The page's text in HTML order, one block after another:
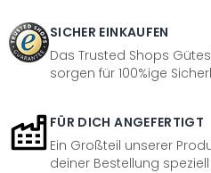
SICHER EINKAUFEN
Das Trusted Shops
sorgen für 100%ige
FÜR DICH ANGEFERTIGT
Ein Großteil unserer
deiner Bestellung